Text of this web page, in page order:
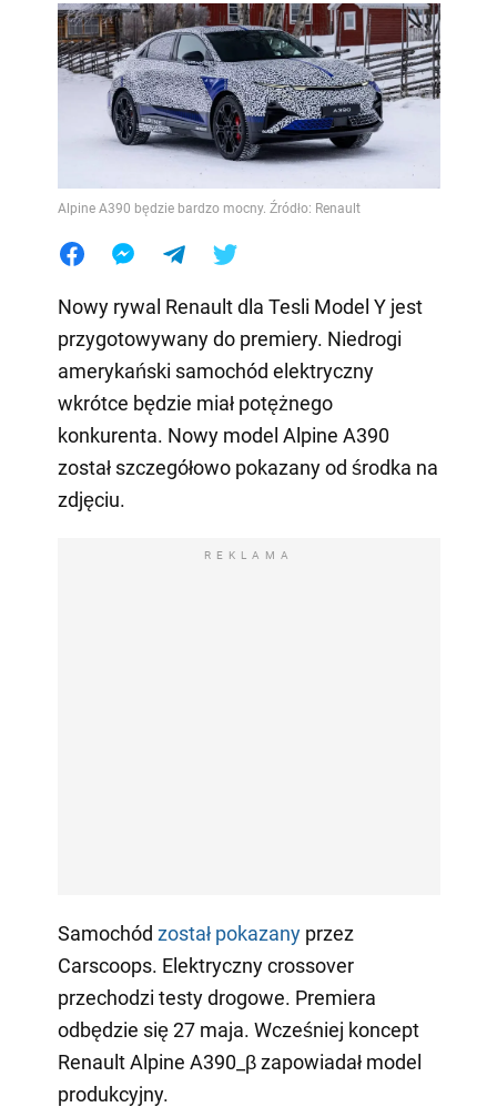
Alpine A390 będzie bardzo mocny. Źródło: Renault
Nowy rywal Renault dla Tesli Model Y jest
przygotowywany do premiery. Niedrogi
amerykański samochód elektryczny
wkrótce będzie miał potężnego
konkurenta. Nowy model Alpine A390
został szczegółowo pokazany od środka na
zdjęciu.
REKLAMA
Samochód został pokazanyprzez
Carscoops. Elektryczny crossover
przechodzi testy drogowe. Premiera
odbędzie się 27 maja. Wcześniej koncept
Renault Alpine A390_β zapowiadał model
produkcyjny.